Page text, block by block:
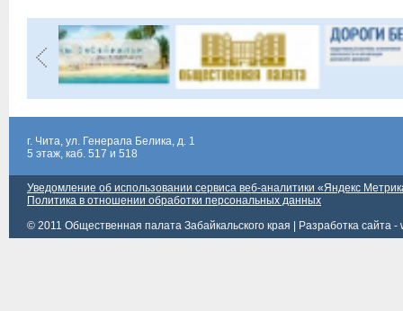
г. Чита, ул. Генерала Белика, д. 1
5 этаж, каб. 517 и 518
Уведомление об использовании сервиса веб-аналитики «Яндекс
Политика в отношении обработки персональных данных
© 2011 Общественная палата Забайкальского края |
Разработка сайта -